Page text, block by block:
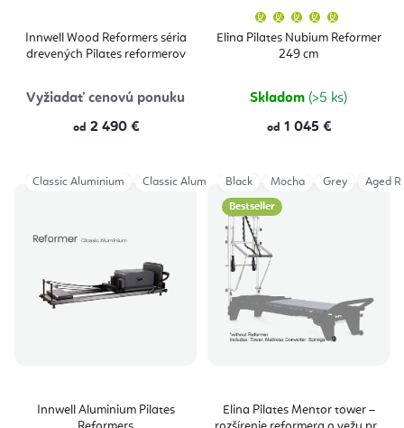
Innwell Wood Reformers séria
drevených Pilates reformerov
Vyžiadať cenovú ponuku
od 2 490 €
Elina Pilates Nubium Reformer
249 cm
produktu
je
Skladom (>5 ks)
od 1 045 €
Innwell Aluminium Pilates
Classic Aluminium Classic Aluminium HL Classic Aluminium + Tower
Bestseller
Elina Pilates Mentor tower –
Black Mocha Grey Aged